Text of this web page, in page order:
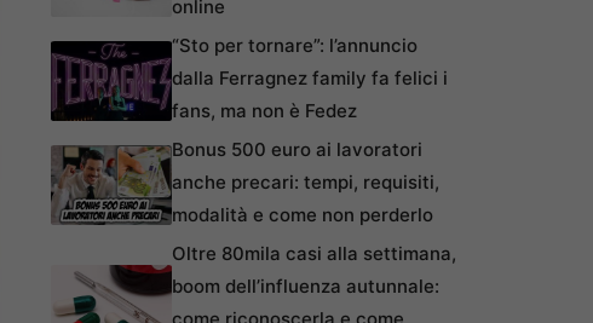
online
“Sto per tornare”: l’annuncio
dalla Ferragnez family fa felici i
fans, ma non è Fedez
Bonus 500 euro ai lavoratori
anche precari: tempi, requisiti,
modalità e come non perderlo
Oltre 80mila casi alla settimana,
boom dell’influenza autunnale: